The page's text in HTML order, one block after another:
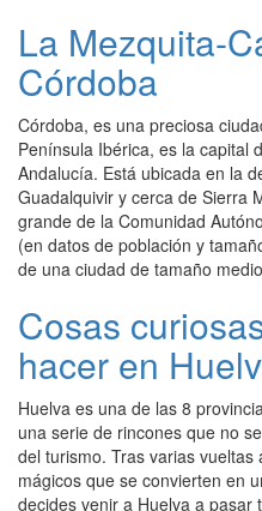
La Mezquita-
Córdoba
Córdoba, es una preciosa
Península Ibérica, es la capital
Andalucía. Está ubicada en la
Guadalquivir y cerca de Sierra
grande de la Comunidad
(en datos de población y
de una ciudad de tamaño
Cosas
hacer en
Huelva es una de las 8
una serie de rincones que no
del turismo. Tras varias
mágicos que se convierten en
decides venir a Huelva a pasar